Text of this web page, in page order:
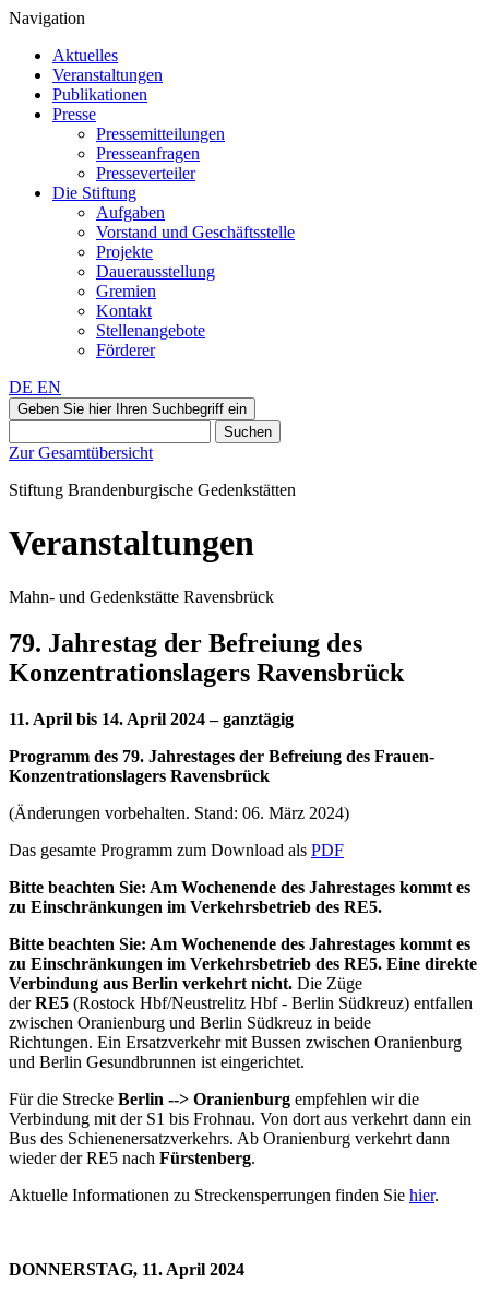
Navigation
Aktuelles
Veranstaltungen
Publikationen
Presse
Pressemitteilungen
Presseanfragen
Presseverteiler
Die Stiftung
Aufgaben
Vorstand und Geschäftsstelle
Projekte
Dauerausstellung
Gremien
Kontakt
Stellenangebote
Förderer
DE EN
Geben Sie hier Ihren Suchbegriff ein
Suchen
Zur Gesamtübersicht
Stiftung Brandenburgische Gedenkstätten
Veranstaltungen
Mahn- und Gedenkstätte Ravensbrück
79. Jahrestag der Befreiung des
Konzentrationslagers Ravensbrück
11. April bis 14. April 2024 – ganztägig
Programm des 79. Jahrestages der Befreiung des Frauen-
Konzentrationslagers Ravensbrück
(Änderungen vorbehalten. Stand: 06. März 2024)
Das gesamte Programm zum Download als PDF
Bitte beachten Sie: Am Wochenende des Jahrestages kommt es
zu Einschränkungen im Verkehrsbetrieb des RE5.
Bitte beachten Sie: Am Wochenende des Jahrestages kommt es
zu Einschränkungen im Verkehrsbetrieb des RE5. Eine direkte
Verbindung aus Berlin verkehrt nicht. Die Züge
derRE5 (Rostock Hbf/Neustrelitz Hbf - Berlin Südkreuz) entfallen
zwischen Oranienburg und Berlin Südkreuz in beide
Richtungen. Ein Ersatzverkehr mit Bussen zwischen Oranienburg
und Berlin Gesundbrunnen ist eingerichtet.
Für die Strecke Berlin --> Oranienburg empfehlen wir die
Verbindung mit der S1 bis Frohnau. Von dort aus verkehrt dann ein
Bus des Schienenersatzverkehrs. Ab Oranienburg verkehrt dann
wieder der RE5 nach Fürstenberg.
Aktuelle Informationen zu Streckensperrungen finden Sie hier.
DONNERSTAG, 11. April 2024